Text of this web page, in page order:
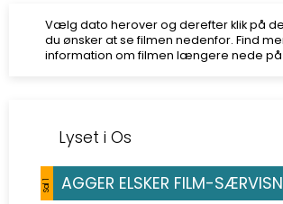
Vælg dato herover og derefter klik på
du ønsker at se filmen nedenfor. Find
information om filmen længere nede på
Lyset i Os
Sal 1 AGGER ELSKER FILM-